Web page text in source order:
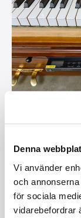
Denna
Vi använder
och
för sociala
vidarebefordrar
I lager